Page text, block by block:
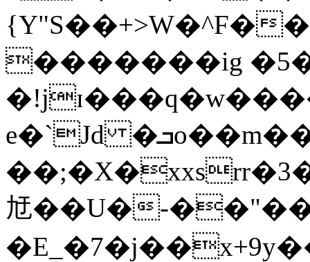
{Y"S��+>W�^F�
�������ig
e�`Jd �ܒo��m��1��d|
㝼��U�-